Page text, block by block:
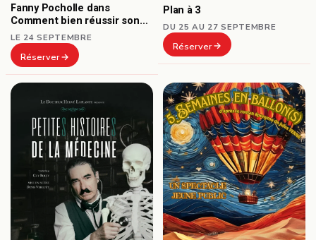
Fanny Pocholle dans
Comment bien réussir son
burn-out ?
LE 24 SEPTEMBRE
Réserver
Plan à 3
DU 25 AU 27 SEPTEMBRE
Réserver